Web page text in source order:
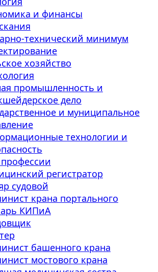
и финансы
технический минимум
хозяйство
промышленность и
дело
и муниципальное
технологии и
регистратор
судовой
крана портального
КИПиА
башенного крана
мостового крана